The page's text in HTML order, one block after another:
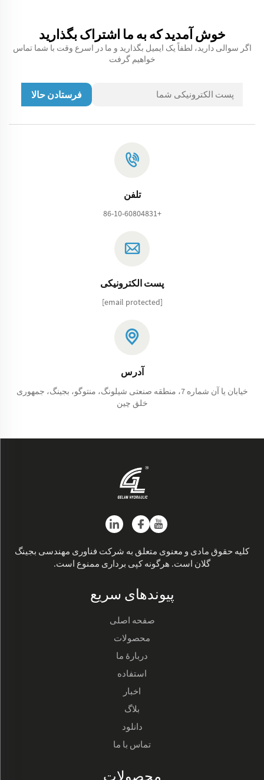
خوش آمدید که به ما اشتراک بگذارید
اگر سوالی دارید، لطفاً یک ایمیل بگذارید و ما در اسرع وقت با شما تماس
خواهیم گرفت
فرستادن حالا
تلفن
+86-10-60804831
پست الکترونیکی
[email protected]
آدرس
خیابان یا آن شماره 7، منطقه صنعتی شیلونگ، منتوگو، بجینگ، جمهوری
خلق چین
کلیه حقوق مادی و معنوی متعلق به شرکت فناوری مهندسی بجینگ
گلان است. هرگونه کپی برداری ممنوع است.
پیوندهای سریع
صفحه اصلی
محصولات
دربارهٔ ما
استفاده
اخبار
بلاگ
دانلود
تماس با ما
محصولات